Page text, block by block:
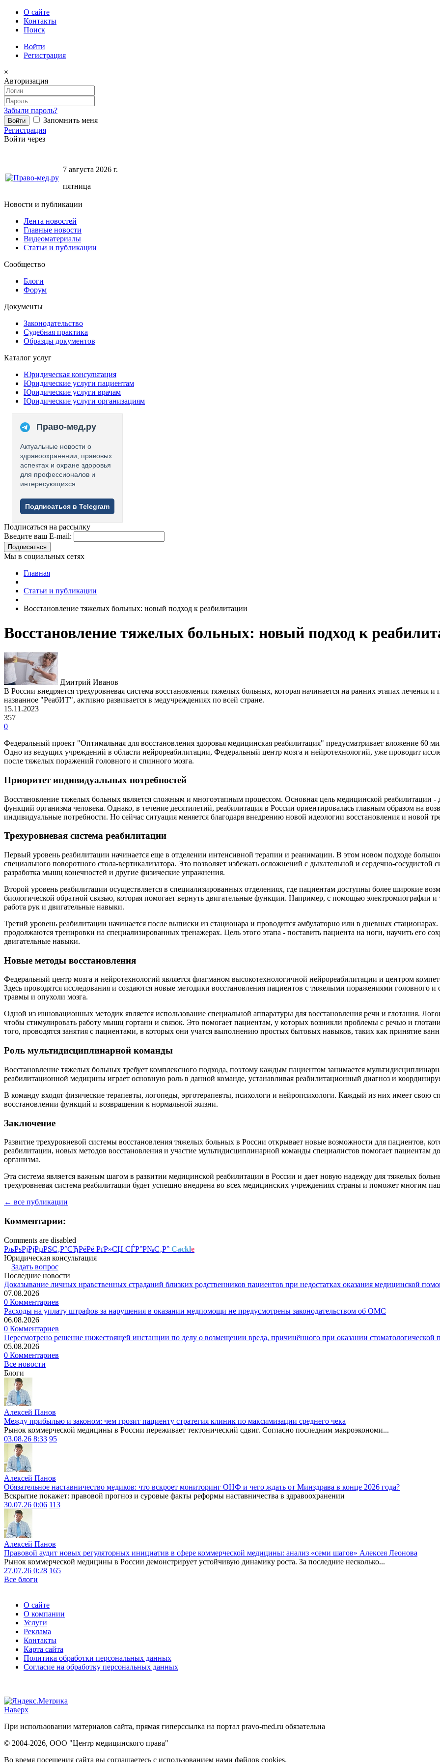
О сайте
Контакты
Поиск
Войти
Регистрация
×
Авторизация
Забыли пароль?
Запомнить меня
Регистрация
Войти через
7 августа 2026 г.
пятница
Новости и публикации
Лента новостей
Главные новости
Видеоматериалы
Статьи и публикации
Сообщество
Блоги
Форум
Документы
Законодательство
Судебная практика
Образцы документов
Каталог услуг
Юридическая консультация
Юридические услуги пациентам
Юридические услуги врачам
Юридические услуги организациям
Право-мед.ру
Актуальные новости о
здравоохранении, правовых
аспектах и охране здоровья
для профессионалов и
интересующихся
Подписаться в Telegram
Подписаться на рассылку
Введите ваш E-mail:
Подписаться
Мы в социальных сетях
Главная
Статьи и публикации
Восстановление тяжелых больных: новый подход к реабилитации
Восстановление тяжелых больных: новый подход к
Дмитрий Иванов
В России внедряется трехуровневая система восстановления тяжелых больных, которая начинается на ранних этапах
названное "РеабИТ", активно развивается в медучреждениях по всей стране.
15.11.2023
357
0
Федеральный проект "Оптимальная для восстановления здоровья медицинская реабилитация" предусматривает вложение 60
Одно из ведущих учреждений в области нейрореабилитации, Федеральный центр мозга и нейротехнологий, уже проводит
после тяжелых поражений головного и спинного мозга.
Приоритет индивидуальных потребностей
Восстановление тяжелых больных является сложным и многоэтапным процессом. Основная цель медицинской реабилитации
функций организма человека. Однако, в течение десятилетий, реабилитация в России ориентировалась главным образом на
индивидуальные потребности. Но сейчас ситуация меняется благодаря внедрению новой идеологии восстановления и новой
Трехуровневая система реабилитации
Первый уровень реабилитации начинается еще в отделении интенсивной терапии и реанимации. В этом новом подходе
специального поворотного стола-вертикализатора. Это позволяет избежать осложнений с дыхательной и сердечно-
разработка мышц конечностей и другие физические упражнения.
Второй уровень реабилитации осуществляется в специализированных отделениях, где пациентам доступны более широкие
биологической обратной связью, которая помогает вернуть двигательные функции. Например, с помощью электромиографии
работа рук и двигательные навыки.
Третий уровень реабилитации начинается после выписки из стационара и проводится амбулаторно или в дневных
продолжаются тренировки на специализированных тренажерах. Цель этого этапа - поставить пациента на ноги, научить его
двигательные навыки.
Новые методы восстановления
Федеральный центр мозга и нейротехнологий является флагманом высокотехнологичной нейрореабилитации и центром
Здесь проводятся исследования и создаются новые методики восстановления пациентов с тяжелыми поражениями головного
травмы и опухоли мозга.
Одной из инновационных методик является использование специальной аппаратуры для восстановления речи и глотания.
чтобы стимулировать работу мышц гортани и связок. Это помогает пациентам, у которых возникли проблемы с речью и
того, проводятся занятия с пациентами, в которых они учатся выполнению простых бытовых навыков, таких как принятие
Роль мультидисциплинарной команды
Восстановление тяжелых больных требует комплексного подхода, поэтому каждым пациентом занимается
реабилитационной медицины играет основную роль в данной команде, устанавливая реабилитационный диагноз и
В команду входят физические терапевты, логопеды, эрготерапевты, психологи и нейропсихологи. Каждый из них имеет свою
восстановлении функций и возвращении к нормальной жизни.
Заключение
Развитие трехуровневой системы восстановления тяжелых больных в России открывает новые возможности для пациентов,
реабилитации, новых методов восстановления и участие мультидисциплинарной команды специалистов помогает пациентам
организма.
Эта система является важным шагом в развитии медицинской реабилитации в России и дает новую надежду для тяжелых
трехуровневая система реабилитации будет успешно внедрена во всех медицинских учреждениях страны и поможет многим
← все публикации
Комментарии:
Comments are disabled
РљРѕРјРјРµРЅС‚Р°СЂРёРё РґР»СЏ СЃР°Р№С‚Р° Cackle
Юридическая консультация
Задать вопрос
Последние новости
Доказывание личных нравственных страданий близких родственников пациентов при недостатках оказания медицинской
07.08.2026
0 Комментариев
Расходы на уплату штрафов за нарушения в оказании медпомощи не предусмотрены законодательством об ОМС
06.08.2026
0 Комментариев
Пересмотрено решение нижестоящей инстанции по делу о возмещении вреда, причинённого при оказании стоматологической
05.08.2026
0 Комментариев
Все новости
Блоги
Алексей Панов
Между прибылью и законом: чем грозит пациенту стратегия клиник по максимизации среднего чека
Рынок коммерческой медицины в России переживает тектонический сдвиг. Согласно последним макроэкономи...
03.08.26 8:33 95
Алексей Панов
Обязательное наставничество медиков: что вскроет мониторинг ОНФ и чего ждать от Минздрава в конце 2026 года?
Вскрытие покажет: правовой прогноз и суровые факты реформы наставничества в здравоохранении
30.07.26 0:06 113
Алексей Панов
Правовой аудит новых регуляторных инициатив в сфере коммерческой медицины: анализ «семи шагов» Алексея Леонова
Рынок коммерческой медицины в России демонстрирует устойчивую динамику роста. За последние несколько...
27.07.26 0:28 165
Все блоги
О сайте
О компании
Услуги
Реклама
Контакты
Карта сайта
Политика обработки персональных данных
Согласие на обработку персональных данных
Наверх
При использовании материалов сайта, прямая гиперссылка на портал pravo-med.ru обязательна
© 2004-2026, ООО "Центр медицинского права"
Во время посещения сайта вы соглашаетесь с использованием нами файлов cookies,